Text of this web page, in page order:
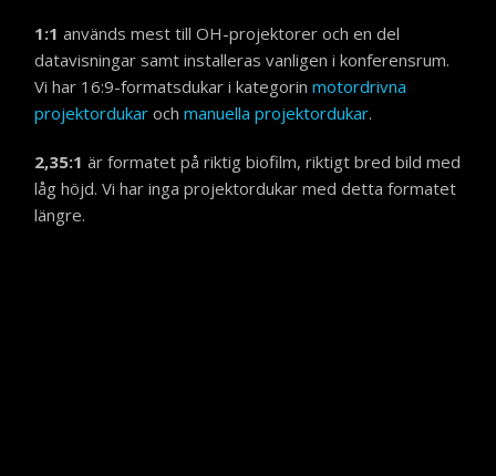
1:1 används mest till OH-projektorer och en del
datavisningar samt installeras vanligen i konferensrum.
Vi har 16:9-formatsdukar i kategorinmotordrivna
projektordukarochmanuella projektordukar.
2,35:1 är formatet på riktig biofilm, riktigt bred bild med
låg höjd. Vi har inga projektordukar med detta formatet
längre.